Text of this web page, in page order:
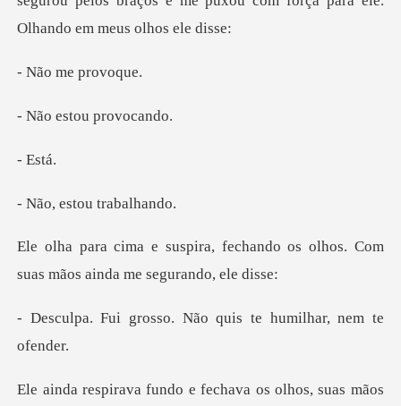
me pro
stou pr
Es
stou tra
echando os olhos. Com
suas mãos
so. Não quis te humi